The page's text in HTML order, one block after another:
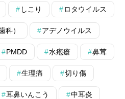
しこり ロタウイルス
科） アデノウイルス
PMDD 水疱瘡 鼻茸
生理痛 切り傷
耳鼻いんこう 中耳炎